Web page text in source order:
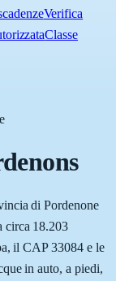
Verifica
Classe
di Pordenone
circa 18.203
il CAP 33084 e le
in auto, a piedi,